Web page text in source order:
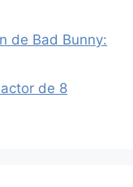
de Bad Bunny:
de 8